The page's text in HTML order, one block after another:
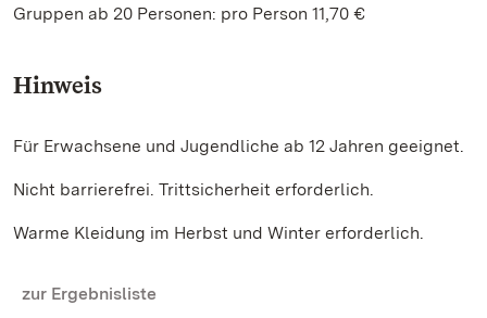
Gruppen ab 20 Personen: pro Person 11,70 €
Hinweis
Für Erwachsene und Jugendliche ab 12 Jahren geeignet.
Nicht barrierefrei. Trittsicherheit erforderlich.
Warme Kleidung im Herbst und Winter erforderlich.
zur Ergebnisliste